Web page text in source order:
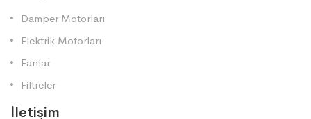
Damper Motorları
Elektrik Motorları
Fanlar
Filtreler
İletişim